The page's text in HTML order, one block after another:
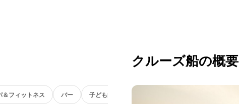
＆フィットネス バー 子ども向け
クルーズ船の概要